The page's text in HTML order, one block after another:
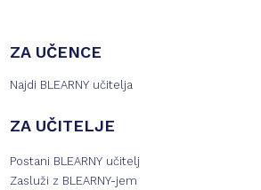
ZA UČENCE
Najdi BLEARNY učitelja
ZA UČITELJE
Postani BLEARNY učitelj
Zasluži z BLEARNY-jem